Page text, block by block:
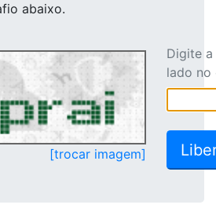
abaixo.
[trocar imagem]
Digite
lado no